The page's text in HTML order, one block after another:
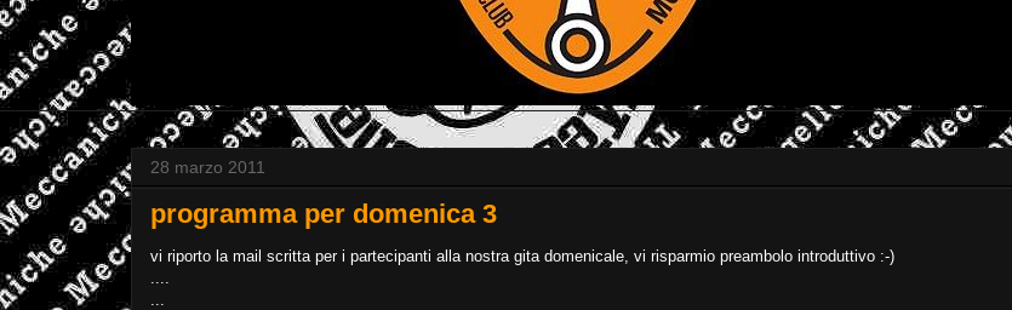
28 marzo 2011
programma per domenica 3
vi riporto la mail scritta per i partecipanti alla nostra gita domenicale, vi risparmio preambolo introduttivo :-)
....
...